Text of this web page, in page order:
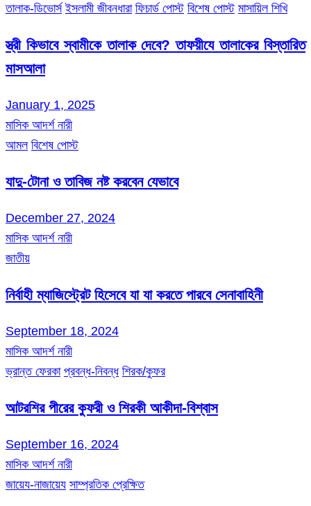
তালাক-ডিভোর্স ইসলামী জীবনধারা ফিচার্ড পোস্ট বিশেষ পোস্ট মাসায়িল শিখি
স্ত্রী কিভাবে স্বামীকে তালাক দেবে? তাফয়ীযে তালাকের বিস্তারিত
মাসআলা
January 1, 2025
মাসিক আদর্শ নারী
আমল বিশেষ পোস্ট
যাদু-টোনা ও তাবিজ নষ্ট করবেন যেভাবে
December 27, 2024
মাসিক আদর্শ নারী
জাতীয়
নির্বাহী ম্যাজিস্ট্রেট হিসেবে যা যা করতে পারবে সেনাবাহিনী
September 18, 2024
মাসিক আদর্শ নারী
ভ্রান্ত ফেরকা প্রবন্ধ-নিবন্ধ শিরক/কুফর
আটরশির পীরের কুফরী ও শিরকী আকীদা-বিশ্বাস
September 16, 2024
মাসিক আদর্শ নারী
জায়েয-নাজায়েয সাম্প্রতিক প্রেক্ষিত